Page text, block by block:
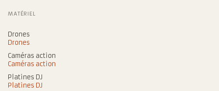
MATÉRIEL
Drones
Drones
Caméras action
Caméras action
Platines DJ
Platines DJ